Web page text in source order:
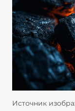
Источник